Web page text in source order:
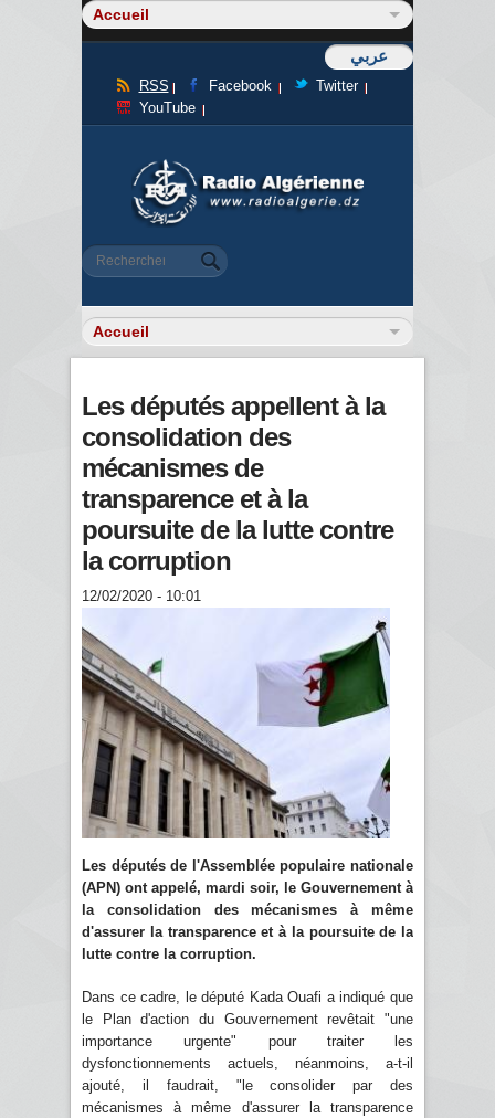
عربي
RSS Facebook
Twitter
YouTube
Formulaire de recherche
Rechercher
Les députés appellent à la
consolidation des
mécanismes de
transparence et à la
poursuite de la lutte contre
la corruption
12/02/2020 - 10:01
Les députés de l'Assemblée populaire nationale
(APN) ont appelé, mardi soir, le Gouvernement à
la consolidation des mécanismes à même
d'assurer la transparence et à la poursuite de la
lutte contre la corruption.
Dans ce cadre, le député Kada Ouafi a indiqué que
le Plan d'action du Gouvernement revêtait "une
importance urgente" pour traiter les
dysfonctionnements actuels, néanmoins, a-t-il
ajouté, il faudrait, "le consolider par des
mécanismes à même d'assurer la transparence